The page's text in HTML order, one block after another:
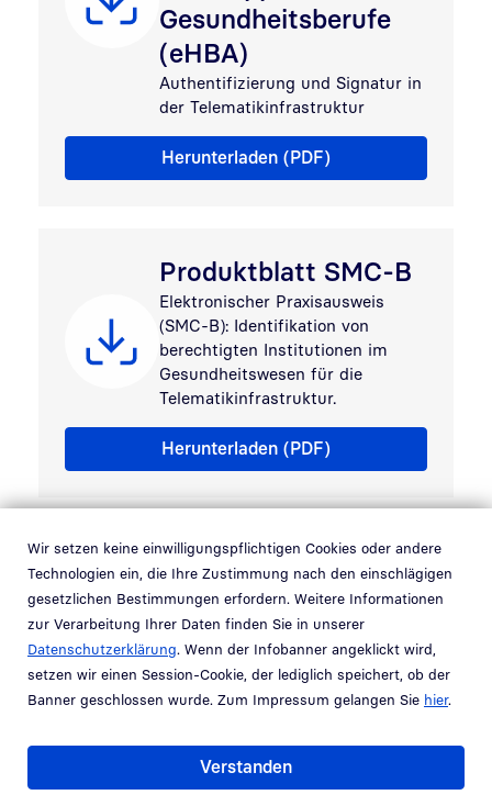
Wir setzen keine einwilligungspflichtigen Cookies oder andere
Technologien ein, die Ihre Zustimmung nach den einschlägigen
gesetzlichen Bestimmungen erfordern. Weitere Informationen
zur Verarbeitung Ihrer Daten finden Sie in unserer
Datenschutzerklärung. Wenn der Infobanner angeklickt wird,
setzen wir einen Session-Cookie, der lediglich speichert, ob der
Banner geschlossen wurde. Zum Impressum gelangen Sie hier.
Verstanden
Gesundheitsberufe
(eHBA)
Authentifizierung und Signatur in
der Telematikinfrastruktur
Produktblatt Elektronischer Heilberufsausweis für
Herunterladen (PDF)
Produktblatt SMC-B
Elektronischer Praxisausweis
(SMC-B): Identifikation von
berechtigten Institutionen im
Gesundheitswesen für die
Telematikinfrastruktur.
Produktblatt SMC-BHerunterladen (PDF)
Wichtige Produkte